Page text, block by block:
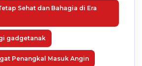
Sehat dan Bahagia di Era
gadgetanak
Penangkal Masuk Angin